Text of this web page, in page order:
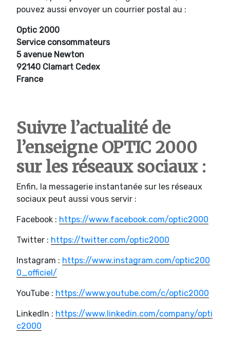
pouvez aussi envoyer un courrier postal au :
Optic 2000
Service consommateurs
5 avenue Newton
92140 Clamart Cedex
France
Suivre l’actualité de
l’enseigne OPTIC 2000
sur les réseaux sociaux :
Enfin, la messagerie instantanée sur les réseaux
sociaux peut aussi vous servir :
Facebook : https://www.facebook.com/optic2000
Twitter : https://twitter.com/optic2000
Instagram : https://www.instagram.com/optic200
0_officiel/
YouTube : https://www.youtube.com/c/optic2000
LinkedIn : https://www.linkedin.com/company/opti
c2000